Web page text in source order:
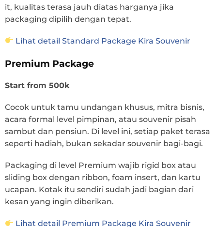
it, kualitas terasa jauh diatas harganya jika
packaging dipilih dengan tepat.
Lihat detail Standard Package Kira Souvenir
Premium Package
Start from 500k
Cocok untuk tamu undangan khusus, mitra bisnis,
acara formal level pimpinan, atau souvenir pisah
sambut dan pensiun. Di level ini, setiap paket terasa
seperti hadiah, bukan sekadar souvenir bagi-bagi.
Packaging di level Premium wajib rigid box atau
sliding box dengan ribbon, foam insert, dan kartu
ucapan. Kotak itu sendiri sudah jadi bagian dari
kesan yang ingin diberikan.
Lihat detail Premium Package Kira Souvenir